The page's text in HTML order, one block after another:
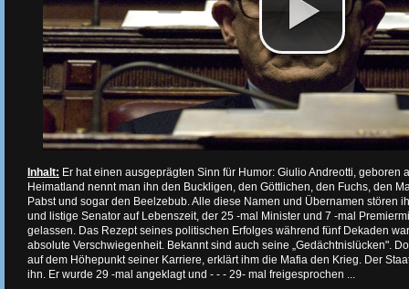
Inhalt: Er hat einen ausgeprägten Sinn für Humor: Giulio Andreotti, geboren
Heimatland nennt man ihn den Buckligen, den Göttlichen, den Fuchs, den
Pabst und sogar den Beelzebub. Alle diese Namen und Übernamen stören
und listige Senator auf Lebenszeit, der 25 -mal Minister und 7 -mal
gelassen. Das Rezept seines politischen Erfolges während fünf Dekaden
absolute Verschwiegenheit. Bekannt sind auch seine „Gedächtnislücken".
auf dem Höhepunkt seiner Karriere, erklärt ihm die Mafia den Krieg. Der
ihn. Er wurde 29 -mal angeklagt und - - - 29- mal freigesprochen ...